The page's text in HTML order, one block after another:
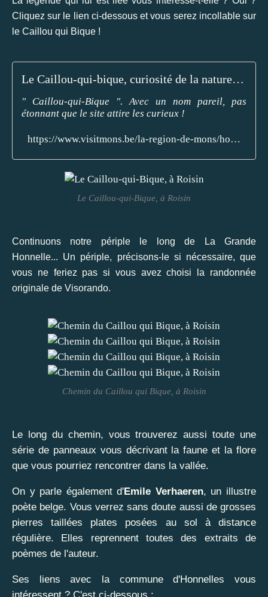
Cliquez sur le lien ci-dessous et vous serez incollable sur
le Caillou qui Bique !
Le Caillou-qui-bique, curiosité de la nature (Honnelles)
" Caillou-qui-Bique ". Avec un nom pareil, pas
étonnant que le site attire les curieux !
https://www.visitmons.be/la-region-de-mons/honnelles/le-caillou-qui-bique-curiosite-de-la-nature-honnelles
Le Caillou-qui-Bique, à Roisin
Continuons notre périple le long de La Grande
Honnelle... Un périple, précisons-le si nécessaire, que
vous ne feriez pas si vous avez choisi la randonnée
originale de Visorando.
Chemin du Caillou qui Bique, à Roisin
Le long du chemin, vous trouverez aussi toute une
série de panneaux vous décrivant la faune et la flore
que vous pourriez rencontrer dans la vallée.
On y parle également d'Emile Verhaeren, un illustre
poète belge. Vous verrez sans doute aussi de grosses
pierres taillées plates posées au sol à distance
régulière. Elles reprennent toutes des extraits de
poèmes de l'auteur.
Ses liens avec la commune d'Honnelles vous